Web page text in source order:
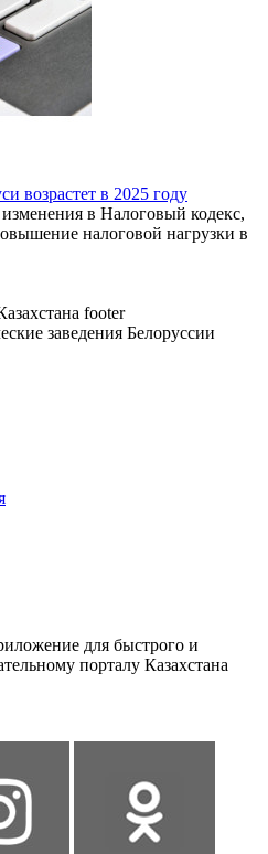
возрастет в 2025 году
в Налоговый кодекс,
налоговой нагрузки в
заведения Белоруссии
для быстрого и
порталу Казахстана